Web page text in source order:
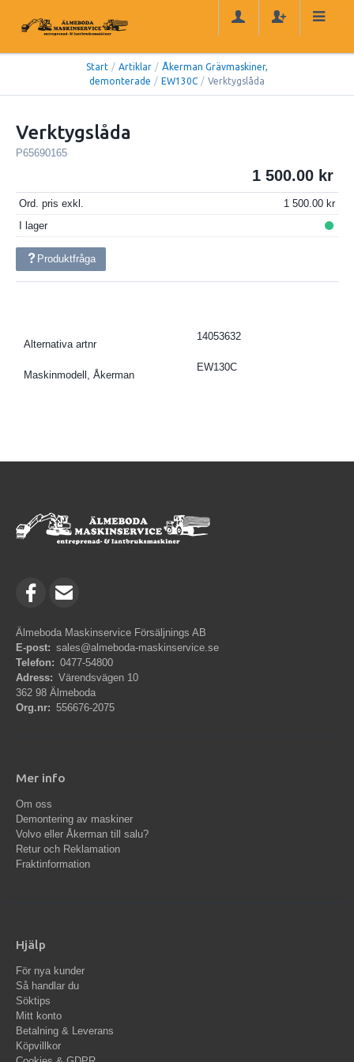
Start / Artiklar / Åkerman Grävmaskiner,
demonterade / EW130C / Verktygslåda
Verktygslåda
P65690165
1 500.00
Ord. pris exkl.
1 500.00
I lager
Produktfråga
Alternativa artnr
14053632
Maskinmodell, Åkerman
EW130C
Älmeboda Maskinservice Försäljnings AB
E-post: sales@almeboda-maskinservice.se
Telefon: 0477-54800
Adress: Värendsvägen 10
362 98 Älmeboda
Org.nr: 556676-2075
Mer info
Om oss
Demontering av maskiner
Volvo eller Åkerman till salu?
Retur och Reklamation
Fraktinformation
Hjälp
För nya kunder
Så handlar du
Söktips
Mitt konto
Betalning & Leverans
Köpvillkor